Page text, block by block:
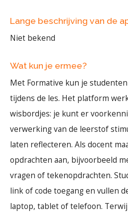
Lange beschrijving van de
Niet bekend
Wat kun je ermee?
Met Formative kun je
tijdens de les. Het platform
wisbordjes: je kunt er
verwerking van de leerstof
laten reflecteren. Als docent
opdrachten aan, bijvoorbeeld
vragen of tekenopdrachten.
link of code toegang en vullen
laptop, tablet of telefoon.